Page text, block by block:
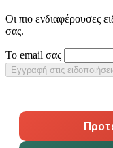
Οι πιο ενδιαφέρουσες
σας.
Το email σας
Εγγραφή στις